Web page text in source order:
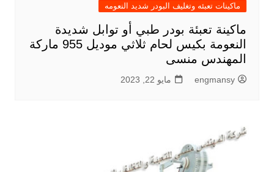
ماكينات تعبئه وتغليف البودر شديد النعومه
ماكينة تعبئة بودر طبي أو توابل شديدة
النعومة بكيس لحام ثلاثي موديل 955 ماركة
المهندس منسى
engmansy مايو 22, 2023